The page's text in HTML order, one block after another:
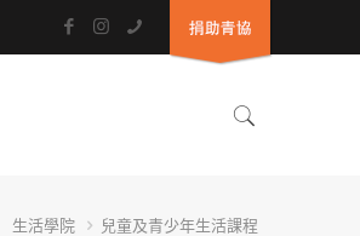
生活學院 兒童及青少年生活課程